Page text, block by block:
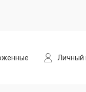
Личный